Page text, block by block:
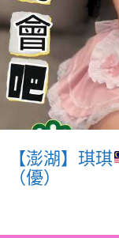
【澎湖】琪琪
（優）